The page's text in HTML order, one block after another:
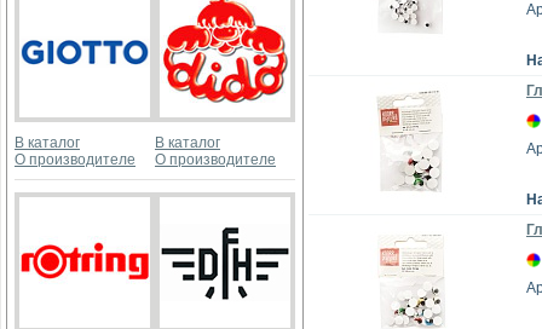
В каталог
О производителе
В каталог
О производителе